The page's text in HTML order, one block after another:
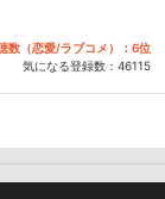
数（恋愛/ラブコメ）：6位
気になる登録数： 46115